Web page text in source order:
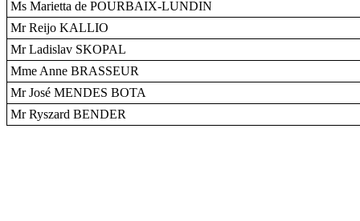
Ms Marietta de POURBAIX-LUNDIN
Mr Reijo KALLIO
Mr Ladislav SKOPAL
Mme Anne BRASSEUR
Mr José MENDES BOTA
Mr Ryszard BENDER